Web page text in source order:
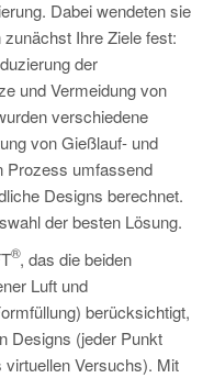
Dabei wendeten sie
Ihre Ziele fest:
der
und Vermeidung von
verschiedene
von Gießlauf- und
Prozess umfassend
Designs berechnet.
der besten Lösung.
®, das die beiden
Luft und
berücksichtigt,
Designs (jeder Punkt
Versuchs). Mit